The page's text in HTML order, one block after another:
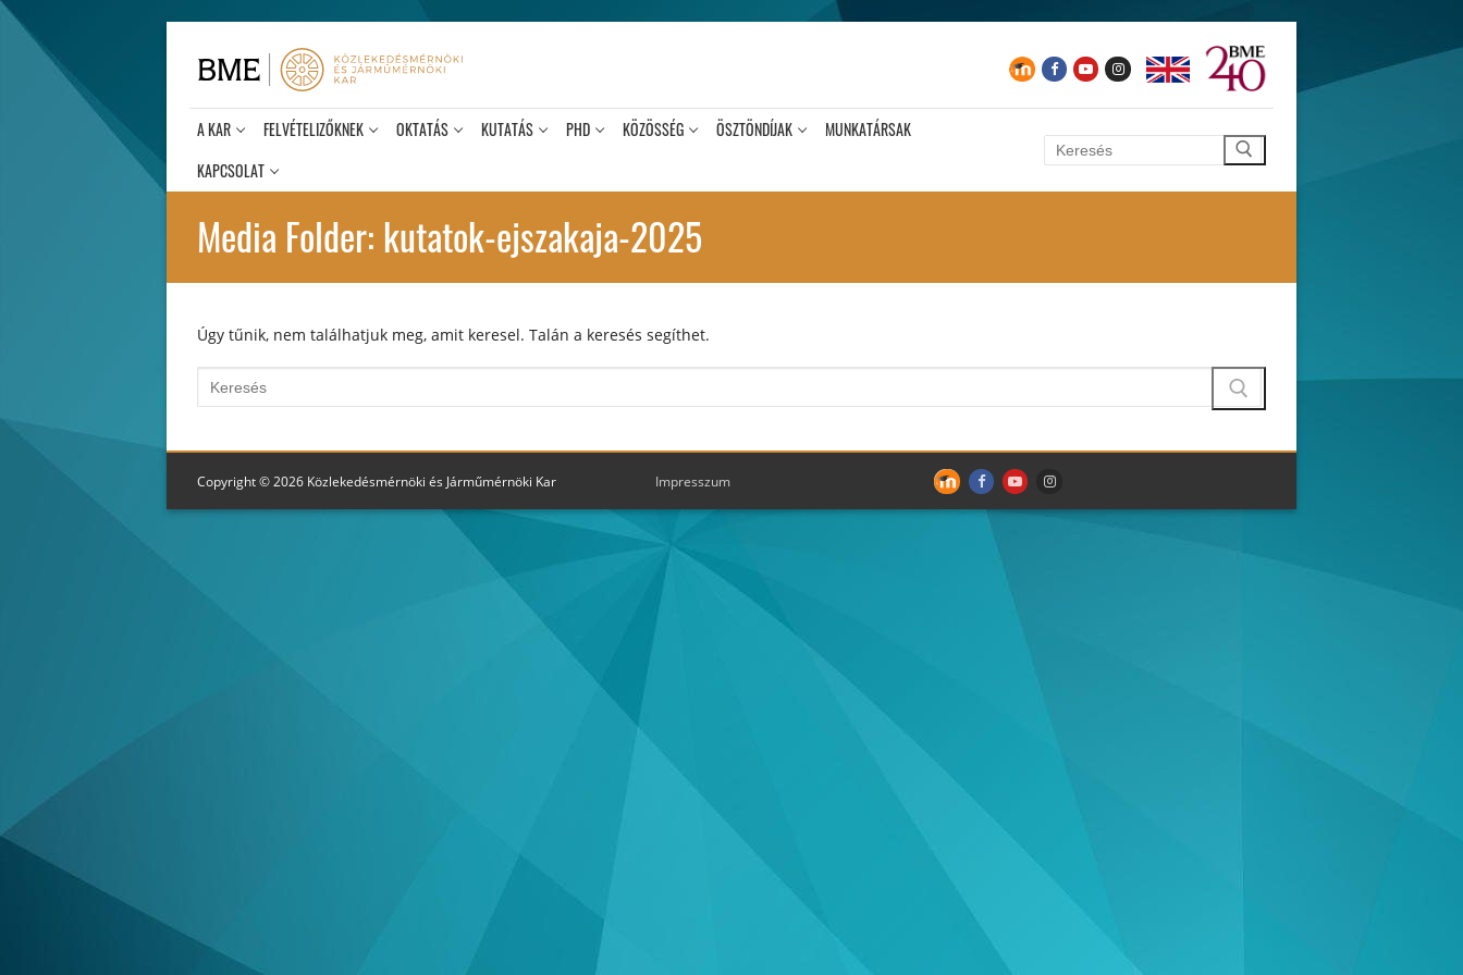
tartalomra
A KAR FELVÉTELIZŐKNEK OKTATÁS KUTATÁS PHD KÖZÖSSÉG ÖSZTÖNDÍJAK
MUNKATÁRSAK
KAPCSOLAT
Keresése:
Media Folder: kutatok-ejszakaja-2025
Úgy tűnik, nem találhatjuk meg, amit keresel. Talán a keresés segíthet.
Keresése:
Copyright © 2026 Közlekedésmérnöki és Járműmérnöki Kar Impresszum